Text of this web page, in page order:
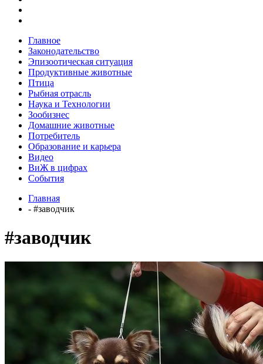
Главное
Законодательство
Эпизоотическая ситуация
Продуктивные животные
Птица
Рыбная отрасль
Наука и Технологии
Зообизнес
Домашние животные
Потребитель
Образование и карьера
Видео
ВиЖ в цифрах
События
Главная
- #заводчик
#заводчик